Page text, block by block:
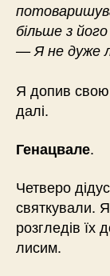
більше з
— Я не дуже
Я допив свою
далі.
Генацвале.
Четверо
святкували.
розгледів їх
лисим.